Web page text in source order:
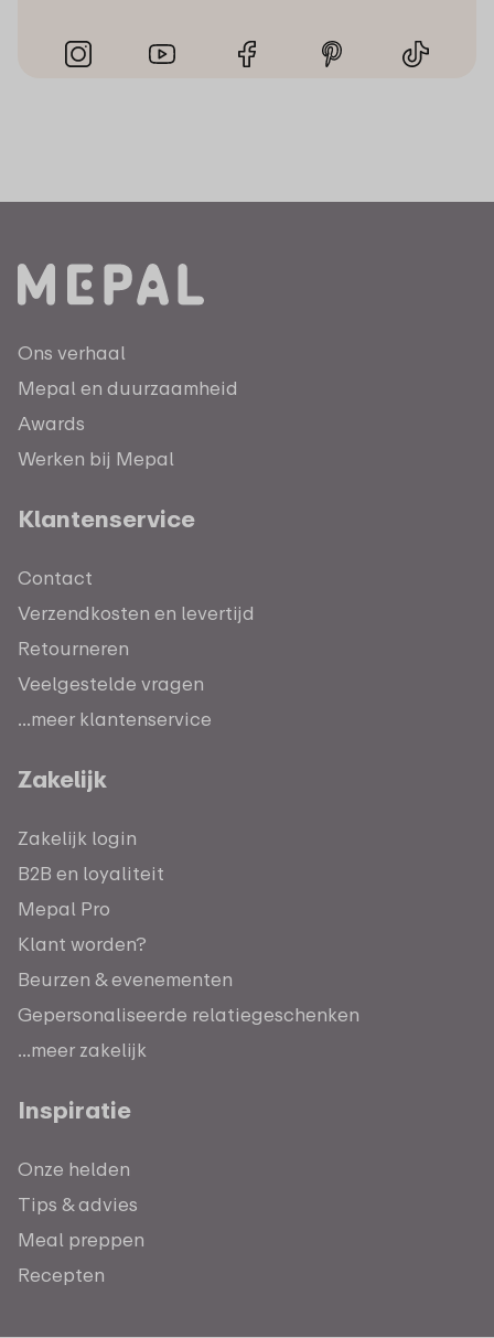
Ons verhaal
Mepal en duurzaamheid
Awards
Werken bij Mepal
Klantenservice
Contact
Verzendkosten en levertijd
Retourneren
Veelgestelde vragen
...meer klantenservice
Zakelijk
Zakelijk login
B2B en loyaliteit
Mepal Pro
Klant worden?
Beurzen & evenementen
Gepersonaliseerde relatiegeschenken
...meer zakelijk
Inspiratie
Onze helden
Tips & advies
Meal preppen
Recepten